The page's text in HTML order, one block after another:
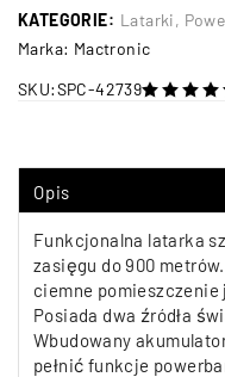
KATEGORIE: Latarki,
Marka: Mactronic
SKU:SPC-42739
Opis
Funkcjonalna latarka
zasięgu do 900
ciemne
Posiada dwa źródła
Wbudowany
pełnić funkcje